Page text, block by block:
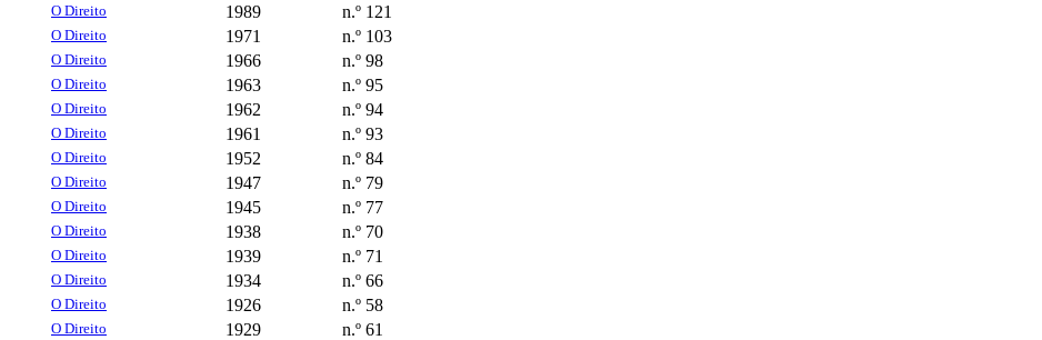
O Direito 1989 n.º 121
O Direito 1971 n.º 103
O Direito 1966 n.º 98
O Direito 1963 n.º 95
O Direito 1962 n.º 94
O Direito 1961 n.º 93
O Direito 1952 n.º 84
O Direito 1947 n.º 79
O Direito 1945 n.º 77
O Direito 1938 n.º 70
O Direito 1939 n.º 71
O Direito 1934 n.º 66
O Direito 1926 n.º 58
O Direito 1929 n.º 61